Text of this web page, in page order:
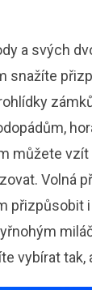
a svých
snažíte
můžete
Volná
přizpůsobit
vybírat